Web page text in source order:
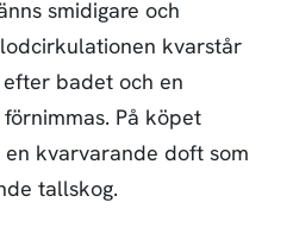
smidigare och
kvarstår
badet och en
På köpet
kvarvarande doft som
tallskog.